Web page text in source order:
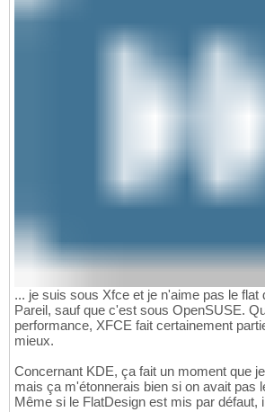
... je suis sous Xfce et je n'aime pas le flat
Pareil, sauf que c'est sous OpenSUSE.
performance, XFCE fait certainement
mieux.
Concernant KDE, ça fait un moment que
mais ça m'étonnerais bien si on avait pas
Même si le FlatDesign est mis par défaut,